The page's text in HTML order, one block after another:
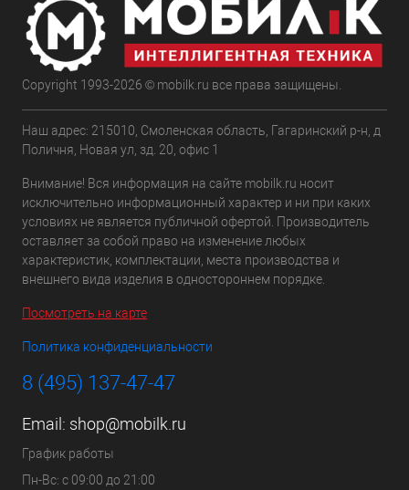
Copyright 1993-2026 © mobilk.ru все права защищены.
Наш адрес: 215010, Смоленская область, Гагаринский р-н, д
Поличня, Новая ул, зд. 20, офис 1
Внимание! Вся информация на сайте mobilk.ru носит
исключительно информационный характер и ни при каких
условиях не является публичной офертой. Производитель
оставляет за собой право на изменение любых
характеристик, комплектации, места производства и
внешнего вида изделия в одностороннем порядке.
Посмотреть на карте
Политика конфиденциальности
8 (495) 137-47-47
Email: shop@mobilk.ru
График работы
Пн-Вс: с 09:00 до 21:00